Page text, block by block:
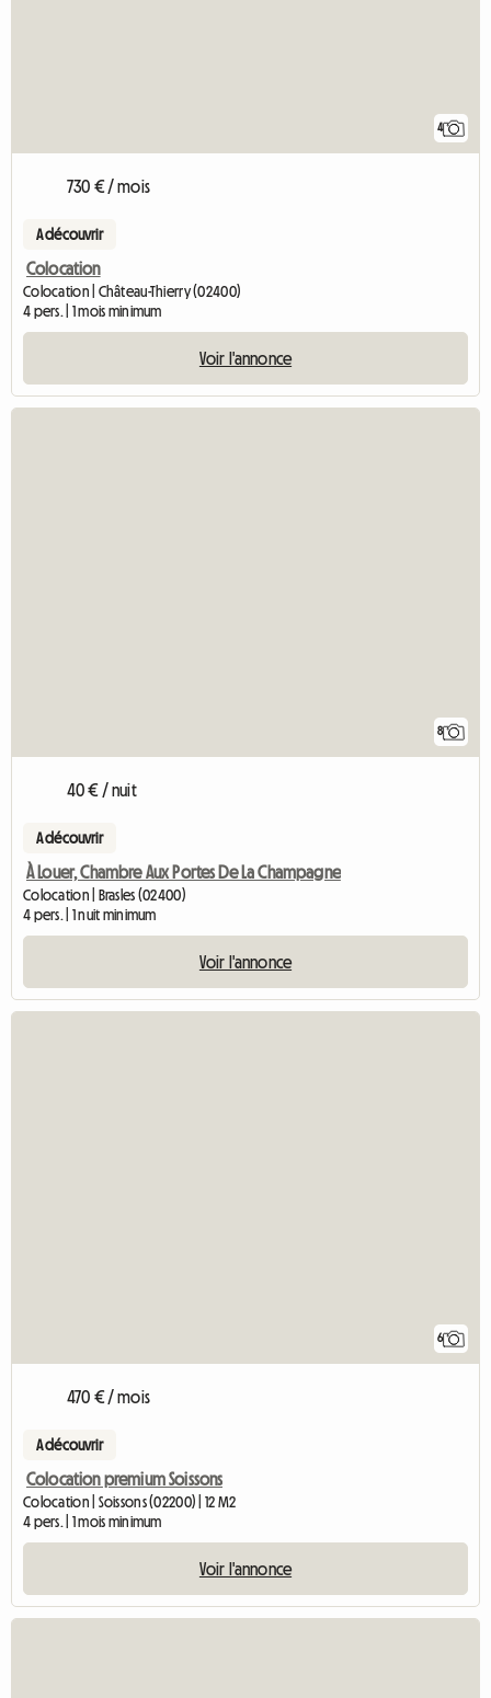
4
730 € / mois
A découvrir
Colocation
Colocation | Château-Thierry (02400)
4 pers. | 1 mois minimum
Voir l'annonce
8
40 € / nuit
A découvrir
À Louer, Chambre Aux Portes De La Champagne
Colocation | Brasles (02400)
4 pers. | 1 nuit minimum
Voir l'annonce
6
470 € / mois
A découvrir
Colocation premium Soissons
Colocation | Soissons (02200) | 12 M2
4 pers. | 1 mois minimum
Voir l'annonce